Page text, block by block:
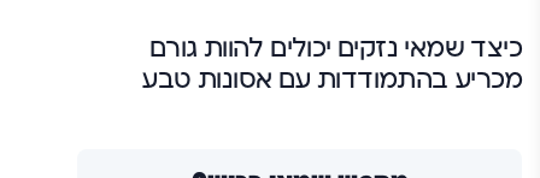
כיצד שמאי נזקים יכולים להוות גורם
מכריע בהתמודדות עם אסונות טבע